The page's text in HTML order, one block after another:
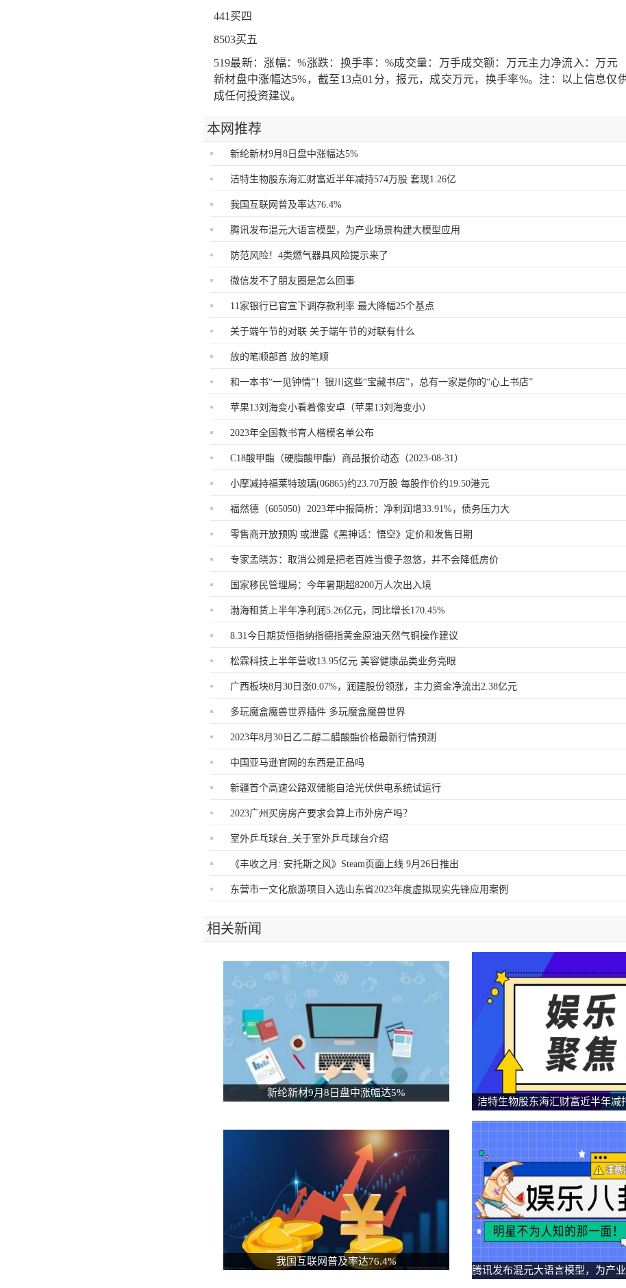
441买四
8503买五
519最新：涨幅：%涨跌：换手率：%成交量：万手成交额：万元主力净流入：万
新材盘中涨幅达5%，截至13点01分，报元，成交万元，换手率%。注：以上信息仅
成任何投资建议。
本网推荐
新纶新材9月8日盘中涨幅达5%
洁特生物股东海汇财富近半年减持574万股 套现1.26亿
我国互联网普及率达76.4%
腾讯发布混元大语言模型，为产业场景构建大模型应用
防范风险！4类燃气器具风险提示来了
微信发不了朋友圈是怎么回事
11家银行已官宣下调存款利率 最大降幅25个基点
关于端午节的对联 关于端午节的对联有什么
放的笔顺部首 放的笔顺
和一本书“一见钟情”！银川这些“宝藏书店”，总有一家是你的“心上书店”
苹果13刘海变小看着像安卓（苹果13刘海变小）
2023年全国教书育人楷模名单公布
C18酸甲酯（硬脂酸甲酯）商品报价动态（2023-08-31）
小摩减持福莱特玻璃(06865)约23.70万股 每股作价约19.50港元
福然德（605050）2023年中报简析：净利润增33.91%，债务压力大
零售商开放预购 或泄露《黑神话：悟空》定价和发售日期
专家孟晓苏：取消公摊是把老百姓当傻子忽悠，并不会降低房价
国家移民管理局：今年暑期超8200万人次出入境
渤海租赁上半年净利润5.26亿元，同比增长170.45%
8.31今日期货恒指纳指德指黄金原油天然气铜操作建议
松霖科技上半年营收13.95亿元 美容健康品类业务亮眼
广西板块8月30日涨0.07%，润建股份领涨，主力资金净流出2.38亿元
多玩魔盒魔兽世界插件 多玩魔盒魔兽世界
2023年8月30日乙二醇二醋酸酯价格最新行情预测
中国亚马逊官网的东西是正品吗
新疆首个高速公路双储能自洽光伏供电系统试运行
2023广州买房房产要求会算上市外房产吗？
室外乒乓球台_关于室外乒乓球台介绍
《丰收之月: 安托斯之风》Steam页面上线 9月26日推出
东营市一文化旅游项目入选山东省2023年度虚拟现实先锋应用案例
相关新闻
新纶新材9月8日盘中涨幅达5%
洁特生物股东海汇财富近半年减
1.26亿
我国互联网普及率达76.4%
腾讯发布混元大语言模型，为产